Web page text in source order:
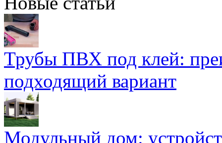
Трубы ПВХ под клей:
подходящий вариант
Модульный дом: